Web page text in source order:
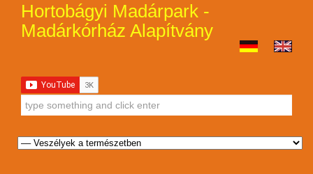
Hortobágyi Madárpark -
Madárkórház Alapítvány